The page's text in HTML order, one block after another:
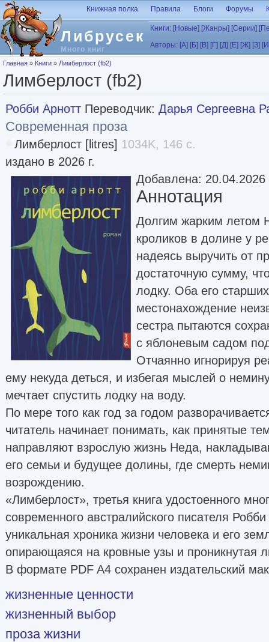
Перейти к основному содержанию
Либрусек
Много книг
Книжная полка Правила Блоги Форумы
Книги: [Новые] [Жанры] [Серии]
Авторы: [А] [Б] [В] [Г] [Д] [Е] [Ж] [З]
Вы здесь
Главная » Книги » Лимберлост (fb2)
Лимберлост (fb2)
Робби Арнотт Переводчик: Дарья Сергеевна
Современная проза
Лимберлост [litres] 1034K, 146 с.
издано в 2026 г.
Добавлена: 20.04.2026
Аннотация
Долгим жарким летом
кроликов в долине у
надеясь выручить от
достаточную сумму,
лодку. Оба его
местонахождение
сестра пытаются
с яблоневым садом
Отчаянно игнорируя
ему некуда деться, и избегая мыслей о
мечтает спустить лодку на воду.
По мере того как год за годом
читатель начинает понимать, как принятые
направляют взрослую жизнь Неда,
его семьи и будущее долины, где смерть
возрождению.
«Лимберлост», третья книга удостоенного
современного австралийского писателя
уникальная хроника жизни человека и его
опирающаяся на кровные узы и проникнутая
В формате PDF A4 сохранен издательский
жизненные ценности
жизненный выбор
проза жизни